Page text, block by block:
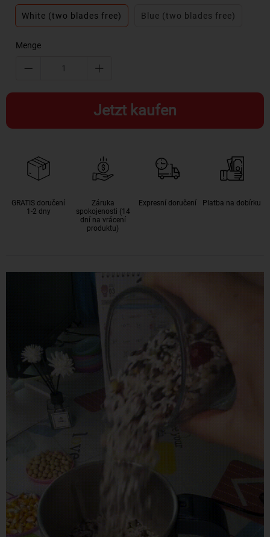
White (two blades free) Blue (two blades free)
Menge
Jetzt kaufen
GRATIS doručení
1-2 dny
Záruka
spokojenosti (14
dní na vrácení
produktu)
Expresní doručení Platba na dobírku